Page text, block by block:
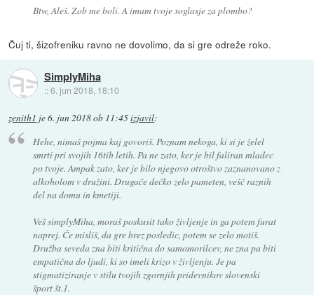
Btw, Aleš. Zob me boli. A imam tvoje soglasje za plombo?
Čuj ti, šizofreniku ravno ne dovolimo, da si gre odreže roko.
SimplyMiha
::6. jun 2018, 18:10
zenith1 je6. jun 2018 ob 11:45izjavil:
Hehe, nimaš pojma kaj govoriš. Poznam nekoga, ki si je želel
smrti pri svojih 16tih letih. Pa ne zato, ker je bil faliran mladec
po tvoje. Ampak zato, ker je bilo njegovo otroštvo zaznanovano z
alkoholom v družini. Drugače dečko zelo pameten, vešč raznih
del na domu in kmetiji.
Veš simplyMiha, moraš poskusit tako življenje in ga potem furat
naprej. Če misliš, da gre brez posledic, potem se zelo motiš.
Družba seveda zna biti kritična do samomorilcev, ne zna pa biti
empatična do ljudi, ki so imeli krizo v življenju. Je pa
stigmatiziranje v stilu tvojih zgornjih pridevnikov slovenski
šport št.1.